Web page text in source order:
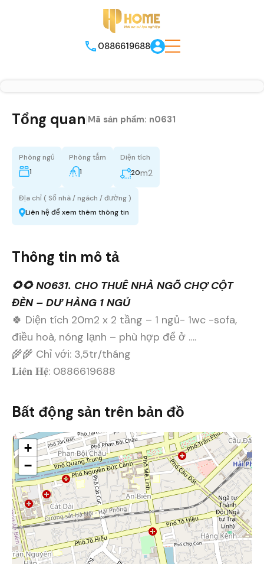
0886619688
Tổng quan Mã sản phẩm: n0631
Phòng ngủ
1
Phòng tắm
1
Diện tích
20m2
Địa chỉ ( Số nhà / ngách / đường )
Liên hệ để xem thêm thông tin
Thông tin mô tả
🌻🌻 N0631. CHO THUÊ NHÀ NGÕ CHỢ CỘT
ĐÈN – DƯ HÀNG 1 NGỦ
🍀 Diện tích 20m2 x 2 tầng – 1 ngủ- 1wc -sofa,
điều hoà, nóng lạnh – phù hợp để ở ….
🌾🌾 Chỉ với: 3,5tr/tháng
𝐋𝐢𝐞̂𝐧 𝐇𝐞̣̂: 0886619688
Bất động sản trên bản đồ
+
−